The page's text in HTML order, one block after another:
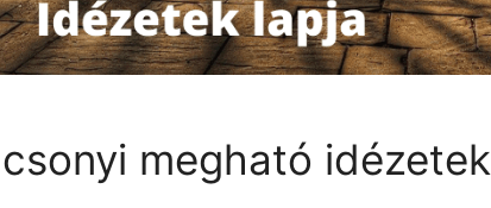
megható idézetek